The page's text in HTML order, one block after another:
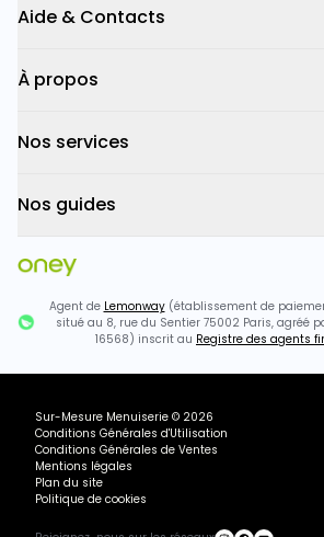
Aide & Contacts
À propos
Nos services
Nos guides
Agent de Lemonway(établissement de
situé au 8, rue du Sentier 75002 Paris, agréé
16568) inscrit au Registre des agents
Sur-Mesure Menuiserie © 2026
Conditions Générales d'Utilisation
Conditions Générales de Ventes
Mentions légales
Plan du site
Politique de cookies